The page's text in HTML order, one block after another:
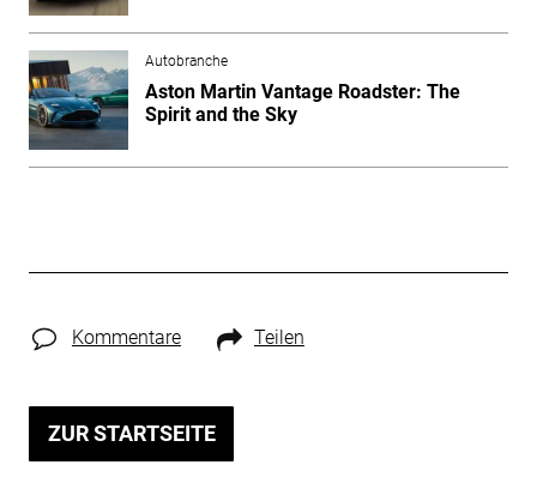
Autobranche
Aston Martin Vantage Roadster: The
Spirit and the Sky
Kommentare Teilen
ZUR STARTSEITE